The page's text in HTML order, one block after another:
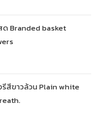
ด Branded basket
สีขาวล้วน Plain white